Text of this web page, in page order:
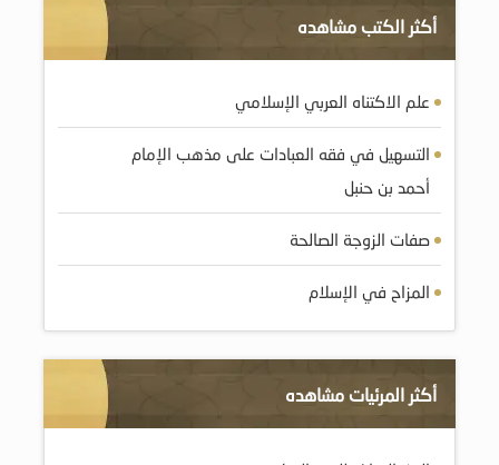
أكثر الكتب مشاهده
علم الاكتناه العربي الإسلامي
التسهيل في فقه العبادات على مذهب الإمام
أحمد بن حنبل
صفات الزوجة الصالحة
المزاح في الإسلام
أكثر المرئيات مشاهده